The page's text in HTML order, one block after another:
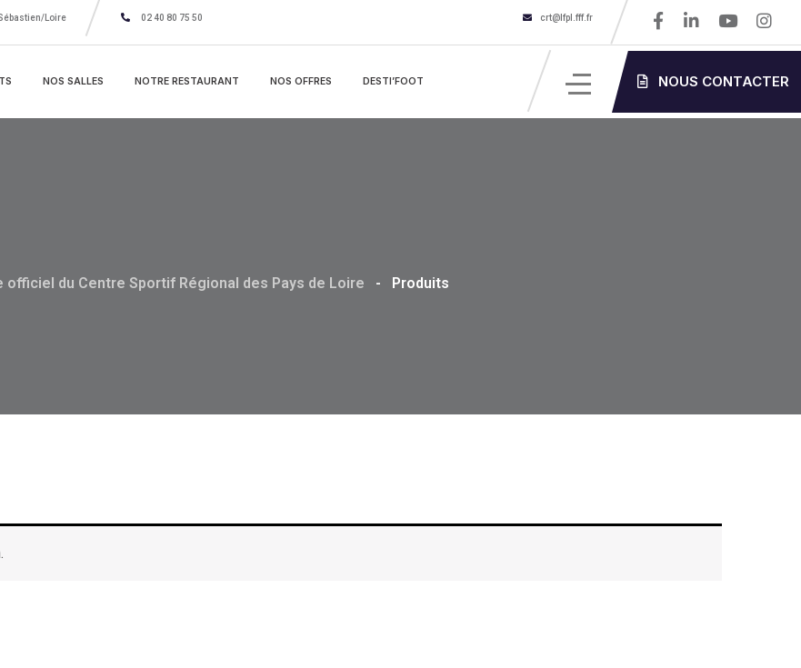
Loire 02 40 80 75 50 crt@lfpl.fff.fr
NOS SALLES NOTRE RESTAURANT NOS OFFRES DESTI’FOOT NOUS CONTACTER
officiel du Centre Sportif Régional des Pays de Loire - Produits